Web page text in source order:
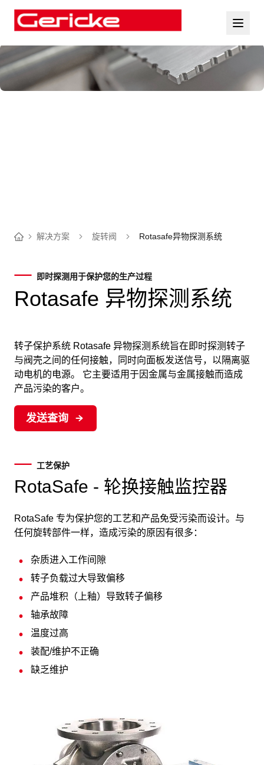
解决方案 旋转阀 Rotasafe异物探测系统
即时探测用于保护您的生产过程
Rotasafe 异物探测系统
转子保护系统 Rotasafe 异物探测系统旨在即时探测转子
与阀壳之间的任何接触，同时向面板发送信号，以隔离驱
动电机的电源。 它主要适用于因金属与金属接触而造成
产品污染的客户。
发送查询
工艺保护
RotaSafe - 轮换接触监控器
RotaSafe 专为保护您的工艺和产品免受污染而设计。与
任何旋转部件一样，造成污染的原因有很多：
杂质进入工作间隙
转子负载过大导致偏移
产品堆积（上釉）导致转子偏移
轴承故障
温度过高
装配/维护不正确
缺乏维护